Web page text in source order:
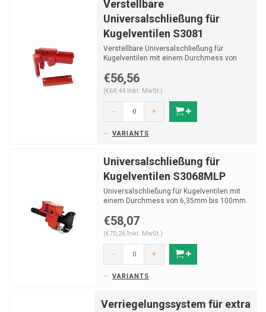
Verstellbare
Universalschließung für
Kugelventilen S3081
Verstellbare Universalschließung für
Kugelventilen mit einem Durchmess von
€56,56
(€68,44 Inkl. MwSt.)
- +
VARIANTS
Universalschließung für
Kugelventilen S3068MLP
Universalschließung für Kugelventilen mit
einem Durchmess von 6,35mm bis 100mm.
€58,07
(€70,26 Inkl. MwSt.)
- +
VARIANTS
Verriegelungssystem für extra